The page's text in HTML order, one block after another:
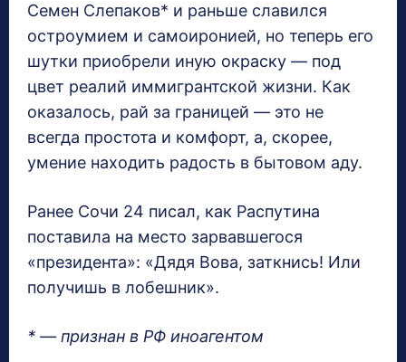
Семен Слепаков* и раньше славился
остроумием и самоиронией, но теперь его
шутки приобрели иную окраску — под
цвет реалий иммигрантской жизни. Как
оказалось, рай за границей — это не
всегда простота и комфорт, а, скорее,
умение находить радость в бытовом аду.
Ранее Сочи 24 писал, как Распутина
поставила на место зарвавшегося
«президента»: «Дядя Вова, заткнись! Или
получишь в лобешник».
* — признан в РФ иноагентом